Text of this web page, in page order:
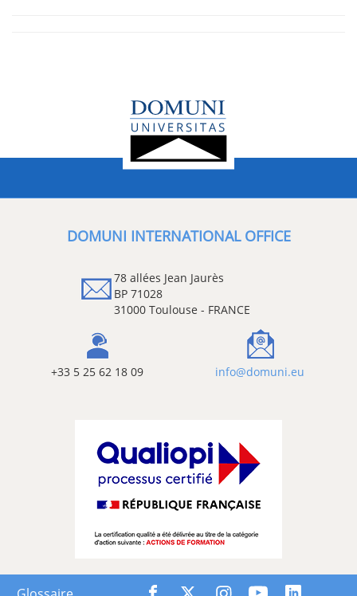
DOMUNI INTERNATIONAL OFFICE
78 allées Jean Jaurès
BP 71028
31000 Toulouse - FRANCE
+33 5 25 62 18 09 info@domuni.eu